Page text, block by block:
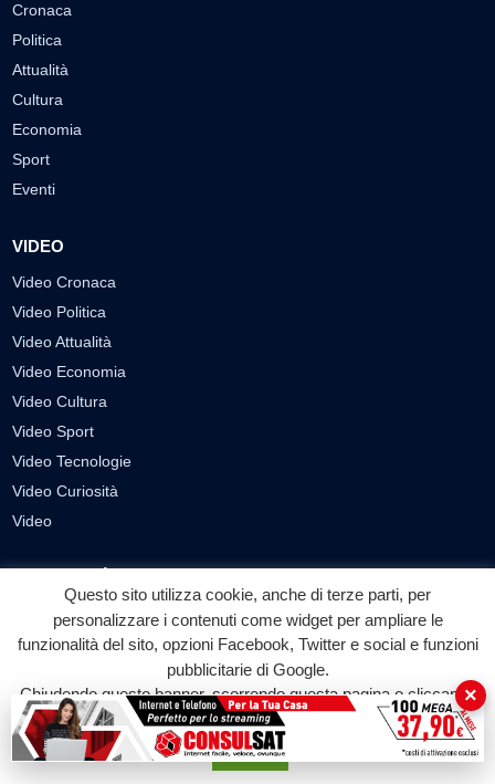
Cronaca
Politica
Attualità
Cultura
Economia
Sport
Eventi
VIDEO
Video Cronaca
Video Politica
Video Attualità
Video Economia
Video Cultura
Video Sport
Video Tecnologie
Video Curiosità
Video
Richiesta pubblicazione articoli/banner
SEGUICI SUI SOCIAL
f
Facebook
◎
Instagram
▶
YouTube
Questo sito utilizza cookie, anche di terze parti, per
personalizzare i contenuti come widget per ampliare le
funzionalità del sito, opzioni Facebook, Twitter e social e funzioni
pubblicitarie di Google.
Chiudendo questo banner, scorrendo questa pagina o cliccando
su qualunque suo elemento acconsenti all'uso dei cookie.
Accetta
×